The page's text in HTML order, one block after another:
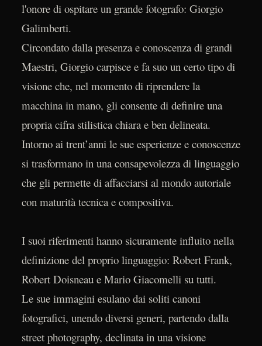
l'onore di ospitare un grande fotografo: Giorgio
Galimberti.
Circondato dalla presenza e conoscenza di grandi
Maestri, Giorgio carpisce e fa suo un certo tipo di
visione che, nel momento di riprendere la
macchina in mano, gli consente di definire una
propria cifra stilistica chiara e ben delineata.
Intorno ai trent’anni le sue esperienze e conoscenze
si trasformano in una consapevolezza di linguaggio
che gli permette di affacciarsi al mondo autoriale
con maturità tecnica e compositiva.
I suoi riferimenti hanno sicuramente influito nella
definizione del proprio linguaggio: Robert Frank,
Robert Doisneau e Mario Giacomelli su tutti.
Le sue immagini esulano dai soliti canoni
fotografici, unendo diversi generi, partendo dalla
street photography, declinata in una visione